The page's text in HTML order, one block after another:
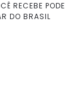
RECEBE PODE
DO BRASIL